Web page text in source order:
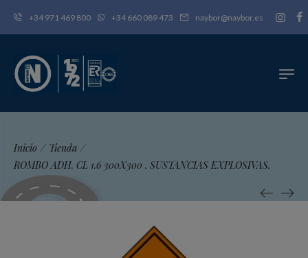
+34 971 469 800 +34 660 089 473 naybor@naybor.es
Inicio / Tienda /
ROMBO ADH. CL 1.6 300X300 . SUSTANCIAS EXPLOSIVAS.